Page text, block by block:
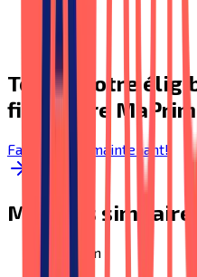
Testez votre
financière
Faire le test maintenant!
Modèles similaires
Platinum